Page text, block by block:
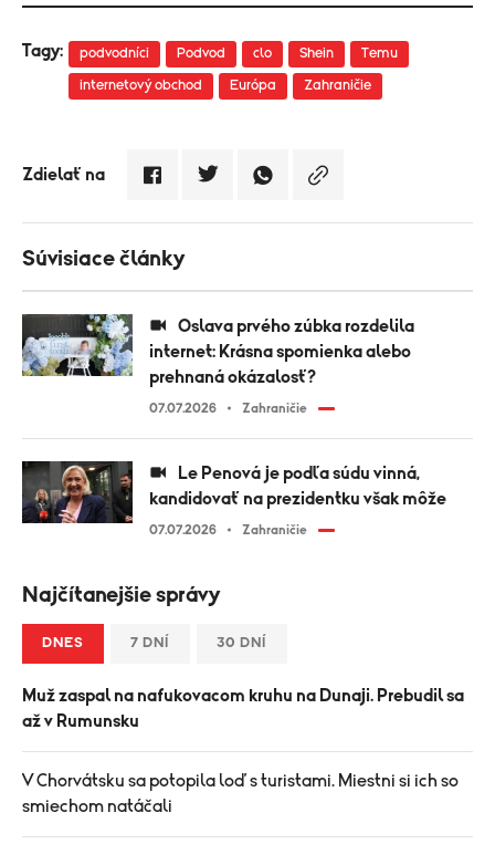
Tagy: podvodníci Podvod clo Shein Temu
internetový obchod Európa Zahraničie
Zdielať na
Súvisiace články
internet: Krásna spomienka alebo
prehnaná okázalosť?
07.07.2026 Zahraničie
kandidovať na prezidentku však môže
07.07.2026 Zahraničie
Najčítanejšie správy
DNES 7 DNÍ 30 DNÍ
Muž zaspal na nafukovacom kruhu na Dunaji. Prebudil sa
až v Rumunsku
V Chorvátsku sa potopila loď s turistami. Miestni si ich so
smiechom natáčali